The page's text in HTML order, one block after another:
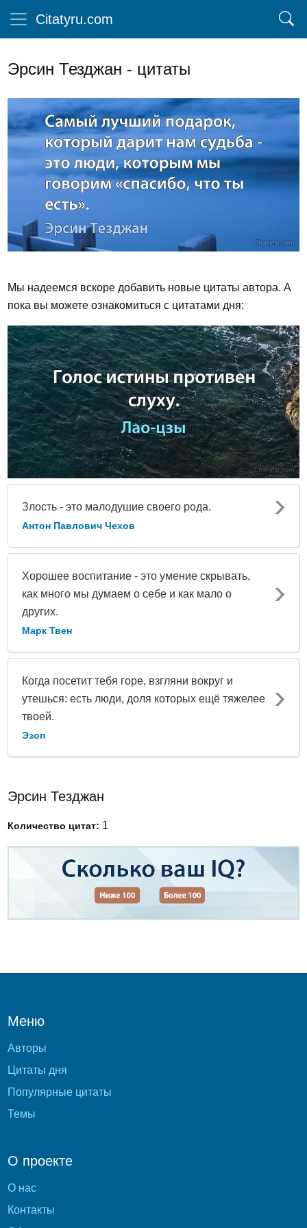
Citatyru.com
Эрсин Тезджан - цитаты
Мы надеемся вскоре добавить новые цитаты автора. А
пока вы можете ознакомиться с цитатами дня:
Злость - это малодушие своего рода.
Антон Павлович Чехов
Хорошее воспитание - это умение скрывать,
как много мы думаем о себе и как мало о
других.
Марк Твен
Когда посетит тебя горе, взгляни вокруг и
утешься: есть люди, доля которых ещё тяжелее
твоей.
Эзоп
Эрсин Тезджан
Количество цитат: 1
Меню
Авторы
Цитаты дня
Популярные цитаты
Темы
О проекте
О нас
Контакты